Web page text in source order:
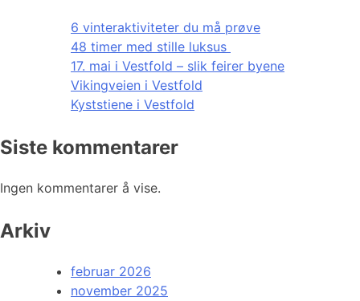
6 vinteraktiviteter du må prøve
48 timer med stille luksus
17. mai i Vestfold – slik feirer byene
Vikingveien i Vestfold
Kyststiene i Vestfold
Siste kommentarer
Ingen kommentarer å vise.
Arkiv
februar 2026
november 2025